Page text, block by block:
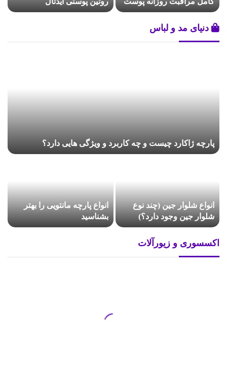
چرب
دنیای مد و لباس
پارچه ژاکارد چیست و چه کاربرد و ویژگی هایی دارد؟
انواع شلوار جین (چند نوع
شلوار جین وجود دارد؟)
انواع پارچه مانتویی را بهتر
بشناسید
اکسسوری و زیورآلات